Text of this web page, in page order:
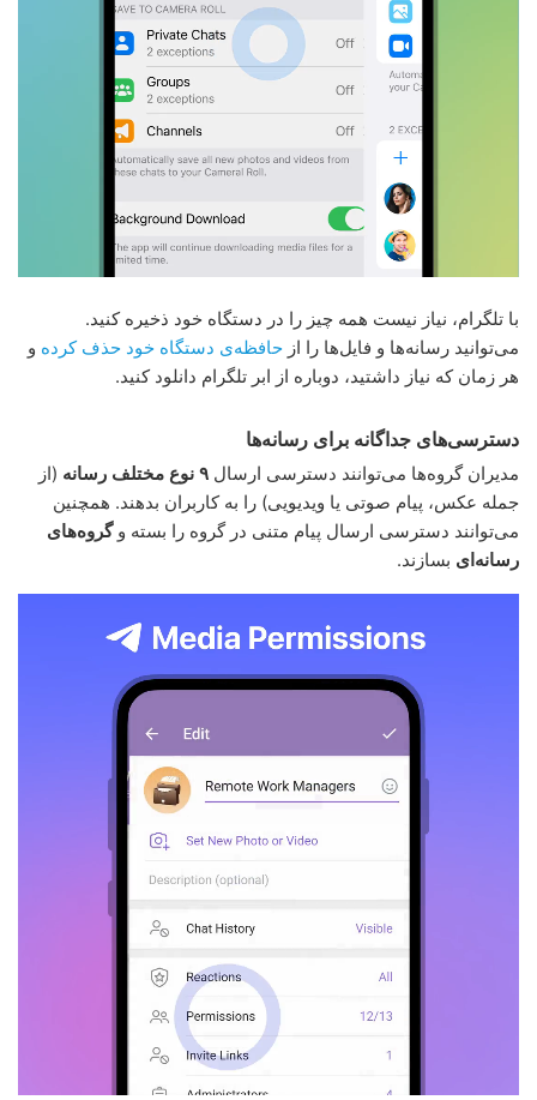
با تلگرام، نیاز نیست همه چیز را در دستگاه خود ذخیره کنید.
می‌توانید رسانه‌ها و فایل‌ها را از حافظه‌ی دستگاه خود حذف کرده و
هر زمان که نیاز داشتید، دوباره از ابر تلگرام دانلود کنید.
دسترسی‌های جداگانه برای رسانه‌ها
مدیران گروه‌ها می‌توانند دسترسی ارسال ۹ نوع مختلف رسانه (از
جمله عکس، پیام صوتی یا ویدیویی) را به کاربران بدهند. همچنین
می‌توانند دسترسی ارسال پیام متنی در گروه را بسته وگروه‌های
رسانه‌ای بسازند.